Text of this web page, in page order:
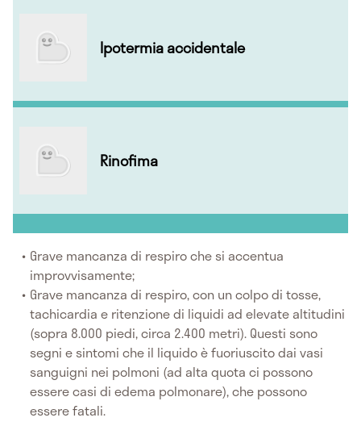
Ipotermia accidentale
Rinofima
Grave mancanza di respiro che si accentua
improvvisamente;
Grave mancanza di respiro, con un colpo di tosse,
tachicardia e ritenzione di liquidi ad elevate altitudini
(sopra 8.000 piedi, circa 2.400 metri). Questi sono
segni e sintomi che il liquido è fuoriuscito dai vasi
sanguigni nei polmoni (ad alta quota ci possono
essere casi di edema polmonare), che possono
essere fatali.